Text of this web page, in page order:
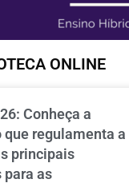
ONLINE
Conheça a
que regulamenta a
principais
para as